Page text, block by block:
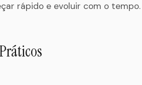
rápido e evoluir com o tempo.